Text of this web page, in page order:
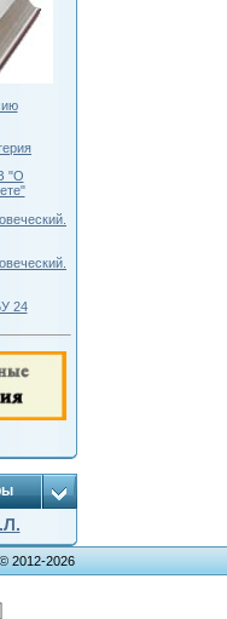
"О
24
2012-2026